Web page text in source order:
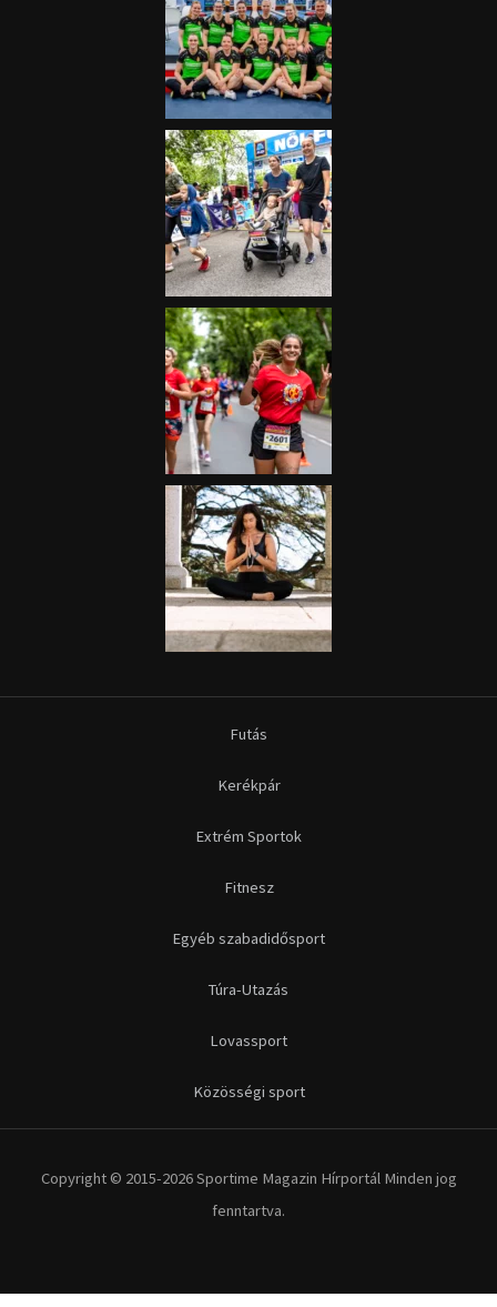
Futás
Kerékpár
Extrém Sportok
Fitnesz
Egyéb szabadidősport
Túra-Utazás
Lovassport
Közösségi sport
Copyright © 2015-2026 Sportime Magazin Hírportál Minden jog
fenntartva.